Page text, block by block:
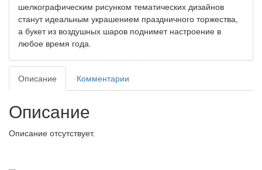
шелкографическим рисунком тематических дизайнов
станут идеальным украшением праздничного торжества,
а букет из воздушных шаров поднимет настроение в
любое время года.
Описание Комментарии
Описание
Описание отсутствует.